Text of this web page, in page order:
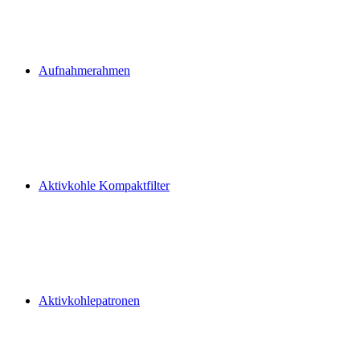
Aufnahmerahmen
Aktivkohle Kompaktfilter
Aktivkohlepatronen